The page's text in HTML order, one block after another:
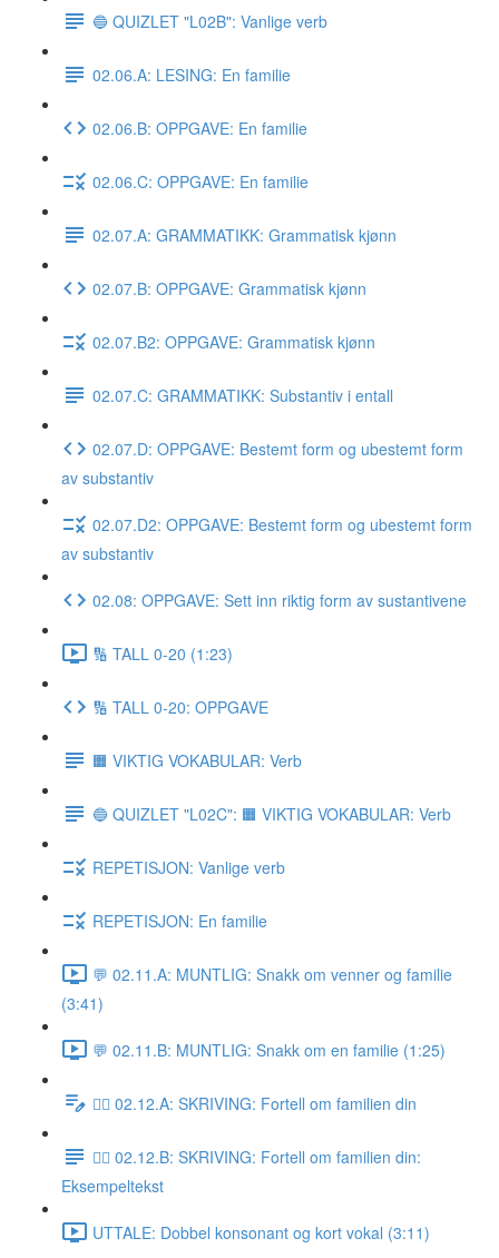
🔵 QUIZLET "L02B": Vanlige verb
02.06.A: LESING: En familie
02.06.B: OPPGAVE: En familie
02.06.C: OPPGAVE: En familie
02.07.A: GRAMMATIKK: Grammatisk kjønn
02.07.B: OPPGAVE: Grammatisk kjønn
02.07.B2: OPPGAVE: Grammatisk kjønn
02.07.C: GRAMMATIKK: Substantiv i entall
02.07.D: OPPGAVE: Bestemt form og ubestemt form
av substantiv
02.07.D2: OPPGAVE: Bestemt form og ubestemt form
av substantiv
02.08: OPPGAVE: Sett inn riktig form av sustantivene
🔢 TALL 0-20 (1:23)
🔢 TALL 0-20: OPPGAVE
🟧 VIKTIG VOKABULAR: Verb
🔵 QUIZLET "L02C": 🟧 VIKTIG VOKABULAR: Verb
REPETISJON: Vanlige verb
REPETISJON: En familie
💬 02.11.A: MUNTLIG: Snakk om venner og familie
(3:41)
💬 02.11.B: MUNTLIG: Snakk om en familie (1:25)
✍🏼 02.12.A: SKRIVING: Fortell om familien din
✍🏼 02.12.B: SKRIVING: Fortell om familien din:
Eksempeltekst
UTTALE: Dobbel konsonant og kort vokal (3:11)